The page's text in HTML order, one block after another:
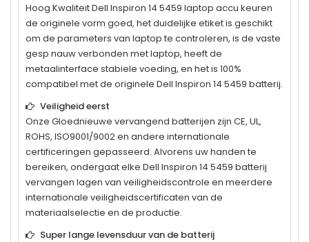
Hoog KwaliteitDell Inspiron 14 5459 laptop accu keuren
de originele vorm goed, het duidelijke etiket is geschikt
om de parameters van laptop te controleren, is de vaste
gesp nauw verbonden met laptop, heeft de
metaalinterface stabiele voeding, en het is 100%
compatibel met de originele Dell Inspiron 14 5459 batterij.
Veiligheid eerst
Onze Gloednieuwe vervangend batterijen zijn CE, UL,
ROHS, ISO9001/9002 en andere internationale
certificeringen gepasseerd. Alvorens uw handen te
bereiken, ondergaat elke Dell Inspiron 14 5459 batterij
vervangen lagen van veiligheidscontrole en meerdere
internationale veiligheidscertificaten van de
materiaalselectie en de productie.
Super lange levensduur van de batterij